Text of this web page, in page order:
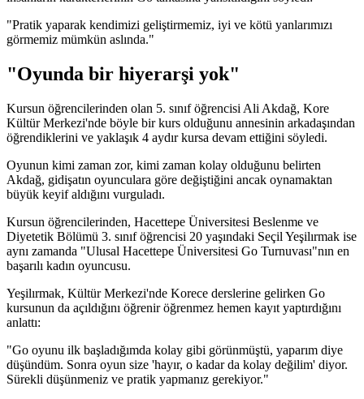
"Pratik yaparak kendimizi geliştirmemiz, iyi ve kötü yanlarımızı
görmemiz mümkün aslında."
"Oyunda bir hiyerarşi yok"
Kursun öğrencilerinden olan 5. sınıf öğrencisi Ali Akdağ, Kore
Kültür Merkezi'nde böyle bir kurs olduğunu annesinin arkadaşından
öğrendiklerini ve yaklaşık 4 aydır kursa devam ettiğini söyledi.
Oyunun kimi zaman zor, kimi zaman kolay olduğunu belirten
Akdağ, gidişatın oyunculara göre değiştiğini ancak oynamaktan
büyük keyif aldığını vurguladı.
Kursun öğrencilerinden, Hacettepe Üniversitesi Beslenme ve
Diyetetik Bölümü 3. sınıf öğrencisi 20 yaşındaki Seçil Yeşilırmak ise
aynı zamanda "Ulusal Hacettepe Üniversitesi Go Turnuvası"nın en
başarılı kadın oyuncusu.
Yeşilırmak, Kültür Merkezi'nde Korece derslerine gelirken Go
kursunun da açıldığını öğrenir öğrenmez hemen kayıt yaptırdığını
anlattı:
"Go oyunu ilk başladığımda kolay gibi görünmüştü, yaparım diye
düşündüm. Sonra oyun size 'hayır, o kadar da kolay değilim' diyor.
Sürekli düşünmeniz ve pratik yapmanız gerekiyor."